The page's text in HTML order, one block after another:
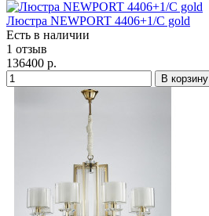
Люстра NEWPORT 4406+1/C gold
Есть в наличии
1 отзыв
136400 р.
В корзину